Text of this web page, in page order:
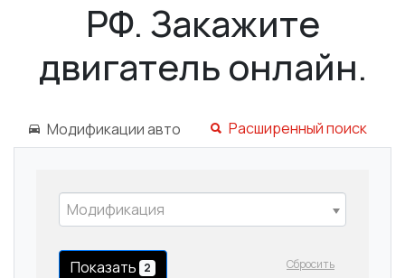
РФ. Закажите
двигатель онлайн.
Модификации авто Расширенный поиск
Модификация
Показать 2 Сбросить